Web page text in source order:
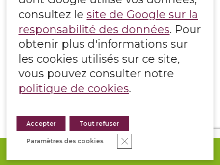
consultez le site de Google sur la
responsabilité des données. Pour
obtenir plus d'informations sur
les cookies utilisés sur ce site,
vous pouvez consulter notre
politique de cookies.
Accepter Tout refuser
Paramètres des cookies Fermer la bannière des
DEMANDEZ VOTRE DEVIS